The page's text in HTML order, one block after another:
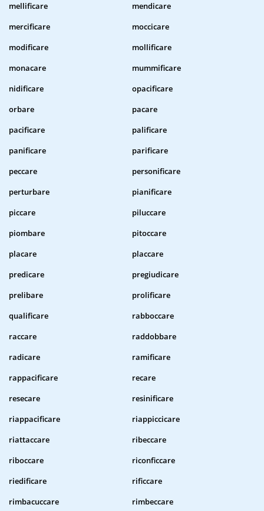
mellificare
mendicare
mercificare
moccicare
modificare
mollificare
monacare
mummificare
nidificare
opacificare
orbare
pacare
pacificare
palificare
panificare
parificare
peccare
personificare
perturbare
pianificare
piccare
piluccare
piombare
pitoccare
placare
placcare
predicare
pregiudicare
prelibare
prolificare
qualificare
rabboccare
raccare
raddobbare
radicare
ramificare
rappacificare
recare
resecare
resinificare
riappacificare
riappiccicare
riattaccare
ribeccare
riboccare
riconficcare
riedificare
rificcare
rimbacuccare
rimbeccare